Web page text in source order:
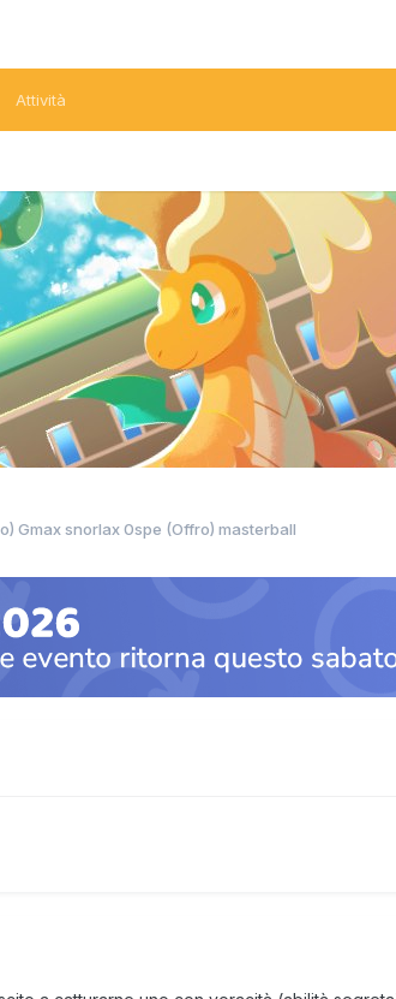
Attività
Gmax snorlax 0spe (Offro) masterball